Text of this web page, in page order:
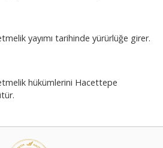
yayımı tarihinde yürürlüğe girer.
hükümlerini Hacettepe